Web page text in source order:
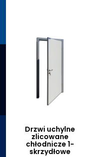
Drzwi uchylne
zlicowane
chłodnicze 1-
skrzydłowe